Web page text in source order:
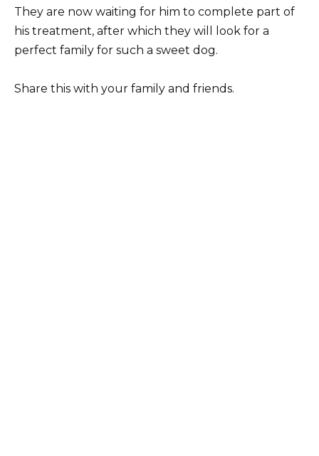
They are now waiting for him to complete part of
his treatment, after which they will look for a
perfect family for such a sweet dog.
Share this with your family and friends.